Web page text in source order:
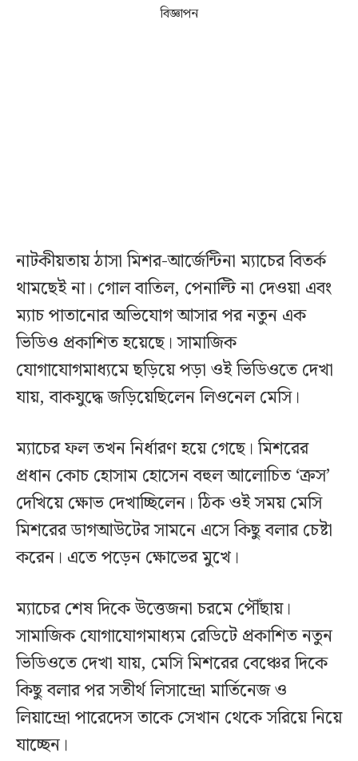
বিজ্ঞাপন
নাটকীয়তায় ঠাসা মিশর-আর্জেন্টিনা ম্যাচের বিতর্ক
থামছেই না। গোল বাতিল, পেনাল্টি না দেওয়া এবং
ম্যাচ পাতানোর অভিযোগ আসার পর নতুন এক
ভিডিও প্রকাশিত হয়েছে। সামাজিক
যোগাযোগমাধ্যমে ছড়িয়ে পড়া ওই ভিডিওতে দেখা
যায়, বাকযুদ্ধে জড়িয়েছিলেন লিওনেল মেসি।
ম্যাচের ফল তখন নির্ধারণ হয়ে গেছে। মিশরের
প্রধান কোচ হোসাম হোসেন বহুল আলোচিত ‘ক্রস’
দেখিয়ে ক্ষোভ দেখাচ্ছিলেন। ঠিক ওই সময় মেসি
মিশরের ডাগআউটের সামনে এসে কিছু বলার চেষ্টা
করেন। এতে পড়েন ক্ষোভের মুখে।
ম্যাচের শেষ দিকে উত্তেজনা চরমে পৌঁছায়।
সামাজিক যোগাযোগমাধ্যম রেডিটে প্রকাশিত নতুন
ভিডিওতে দেখা যায়, মেসি মিশরের বেঞ্চের দিকে
কিছু বলার পর সতীর্থ লিসান্দ্রো মার্তিনেজ ও
লিয়ান্দ্রো পারেদেস তাকে সেখান থেকে সরিয়ে নিয়ে
যাচ্ছেন।